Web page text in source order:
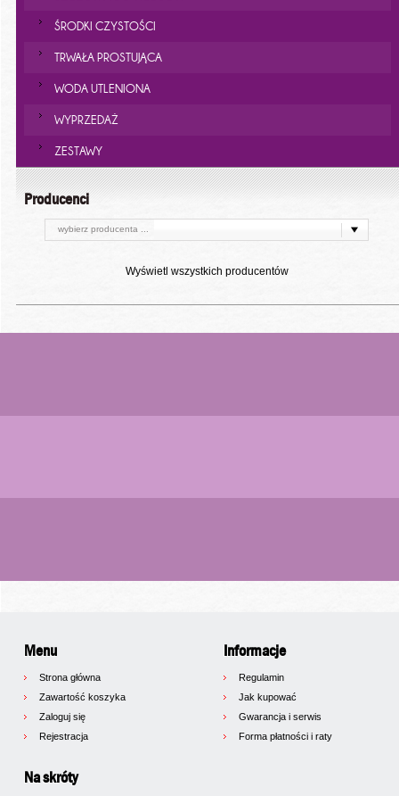
ŚRODKI CZYSTOŚCI
TRWAŁA PROSTUJĄCA
WODA UTLENIONA
WYPRZEDAŻ
ZESTAWY
Producenci
wybierz producenta ...
Wyświetl wszystkich producentów
Menu
Strona główna
Zawartość koszyka
Zaloguj się
Rejestracja
Na skróty
Informacje
Regulamin
Jak kupować
Gwarancja i serwis
Forma płatności i raty